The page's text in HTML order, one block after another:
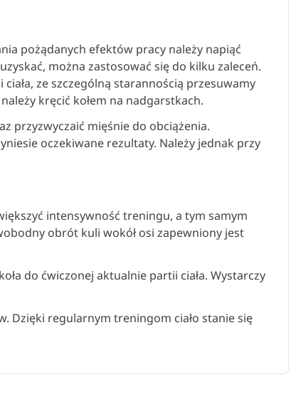
pożądanych efektów pracy należy napiąć
można zastosować się do kilku zaleceń.
ze szczególną starannością przesuwamy
kręcić kołem na nadgarstkach.
przyzwyczaić mięśnie do obciążenia.
oczekiwane rezultaty. Należy jednak przy
intensywność treningu, a tym samym
obrót kuli wokół osi zapewniony jest
do ćwiczonej aktualnie partii ciała. Wystarczy
Dzięki regularnym treningom ciało stanie się